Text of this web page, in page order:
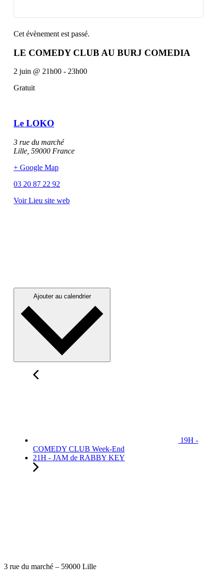
Cet évènement est passé.
LE COMEDY CLUB AU BURJ COMEDIA
2 juin @ 21h00 - 23h00
Gratuit
Le LOKO
3 rue du marché
Lille 59000 France
+ Google Map
03 20 87 22 92
Voir Lieu site web
Ajouter au calendrier
19H -
COMEDY CLUB Week-End
21H - JAM de RABBY KEY
3 rue du marché – 59000 Lille